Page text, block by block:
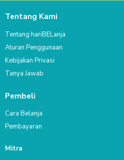
Tentang Kami
Tentang hariBELanja
Aturan Penggunaan
Kebijakan Privasi
Tanya Jawab
Pembeli
Cara Belanja
Pembayaran
Mitra